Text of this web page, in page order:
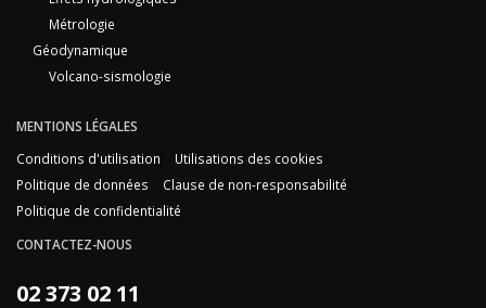
Métrologie
Géodynamique
Volcano-sismologie
MENTIONS LÉGALES
Conditions d'utilisation
Utilisations des cookies
Politique de données
Clause de non-responsabilité
Politique de confidentialité
CONTACTEZ-NOUS
02 373 02 11